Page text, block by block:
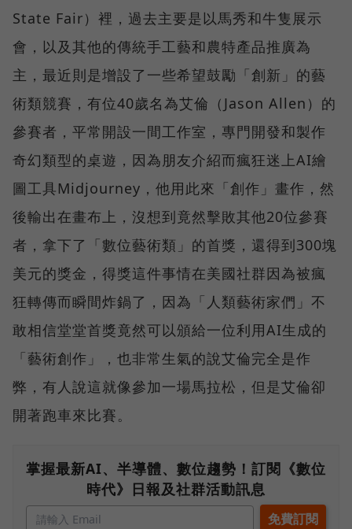
State Fair）裡，過去主要是以馬秀和牛隻展示
會，以及其他的傳統手工藝和農特產品推廣為
主，最近則是增設了一些希望鼓勵「創新」的藝
術類競賽，有位40歲名為艾倫（Jason Allen）的
參賽者，平常開設一間工作室，專門開發和製作
奇幻類型的桌遊，因為朋友介紹而瘋狂迷上AI繪
圖工具Midjourney，他用此來「創作」畫作，然
後輸出在畫布上，沒想到竟然擊敗其他20位參賽
者，拿下了「數位藝術類」的首獎，還得到300塊
美元的獎金，得獎這件事情在美國社群因為被瘋
狂轉傳而瞬間炸鍋了，因為「人類藝術家們」不
敢相信堂堂首獎竟然可以頒給一位利用AI生成的
「藝術創作」，也非常生氣的說艾倫完全是作
弊，有人說這就像參加一場馬拉松，但是艾倫卻
開著跑車來比賽。
掌握最新AI、半導體、數位趨勢！訂閱《數位
時代》日報及社群活動訊息